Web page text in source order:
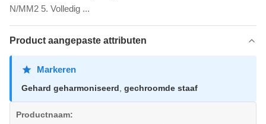
N/MM2 5. Volledig ...
Product aangepaste attributen
Markeren
Gehard geharmoniseerd, gechroomde staaf
Productnaam: